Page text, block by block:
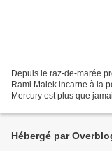
Depuis le raz-de-marée
Rami Malek incarne à la
Mercury est plus que
Hébergé par